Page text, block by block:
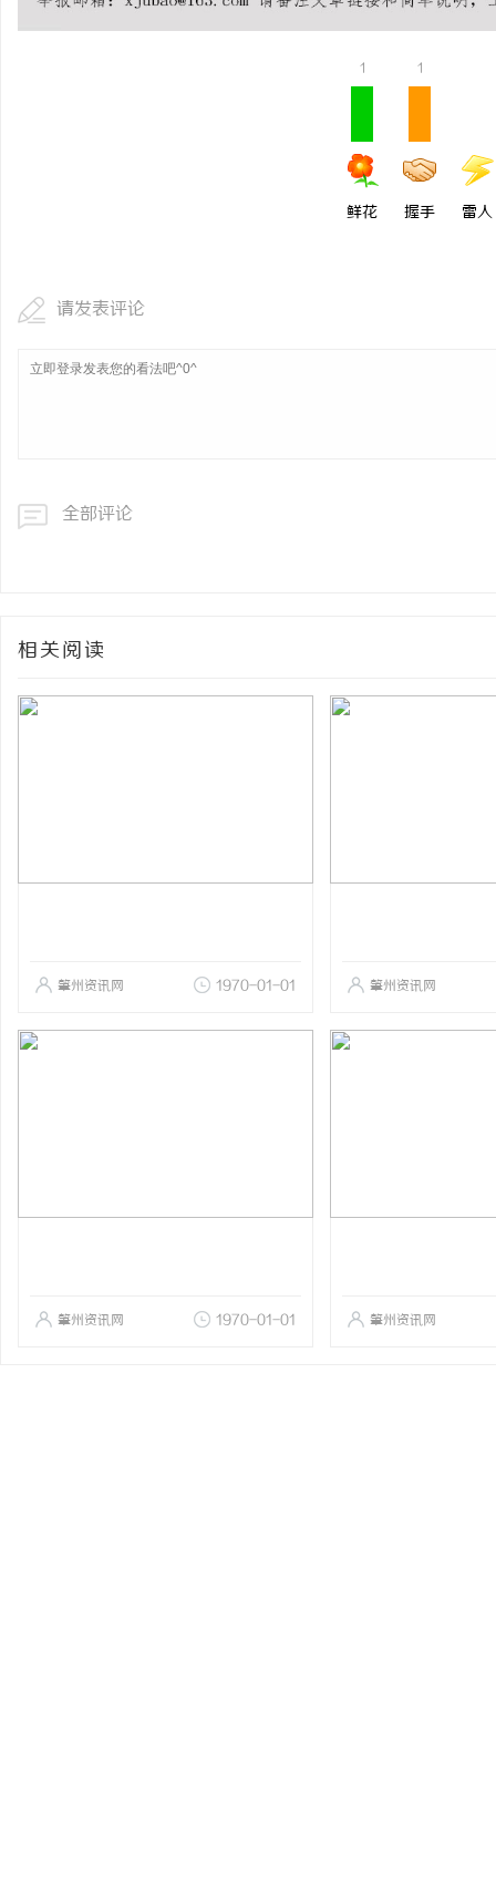
1
鲜花
1
握手 雷人
请发表评论
全部评论
相关阅读
肇州资讯网 1970-01-01 肇州资讯网
肇州资讯网 1970-01-01 肇州资讯网